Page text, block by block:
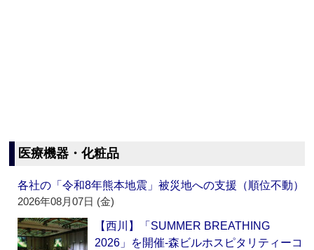
医療機器・化粧品
各社の「令和8年熊本地震」被災地への支援（順位不動）
2026年08月07日 (金)
【西川】「SUMMER BREATHING
2026」を開催‐森ビルホスピタリティーコ